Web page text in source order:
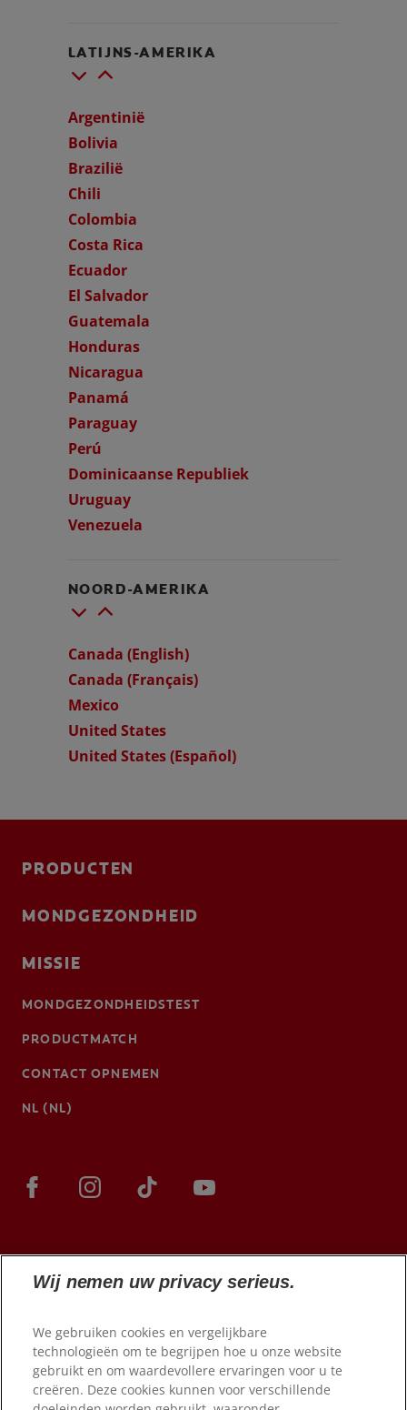
LATIJNS-AMERIKA
Argentinië
Bolivia
Brazilië
Chili
Colombia
Costa Rica
Ecuador
El Salvador
Guatemala
Honduras
Nicaragua
Panamá
Paraguay
Perú
Dominicaanse Republiek
Uruguay
Venezuela
NOORD-AMERIKA
Canada (English)
Canada (Français)
Mexico
United States
United States (Español)
PRODUCTEN
MONDGEZONDHEID
MISSIE
MONDGEZONDHEIDSTEST
PRODUCTMATCH
CONTACT OPNEMEN
NL (NL)
© 2026 Colgate-Palmolive Company. Alle rechten
voorbehouden.
Wij nemen uw privacy serieus.
We gebruiken cookies en vergelijkbare
technologieën om te begrijpen hoe u onze website
gebruikt en om waardevollere ervaringen voor u te
creëren. Deze cookies kunnen voor verschillende